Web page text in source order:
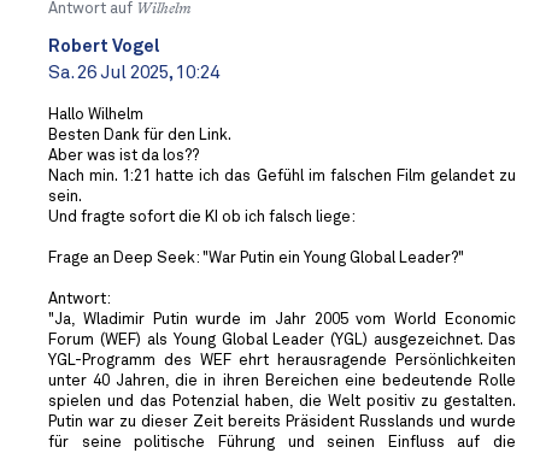
Antwort auf Wilhelm
Robert Vogel
Sa. 26 Jul 2025, 10:24
Hallo Wilhelm
Besten Dank für den Link.
Aber was ist da los??
Nach min. 1:21 hatte ich das Gefühl im falschen Film gelandet zu
sein.
Und fragte sofort die KI ob ich falsch liege:
Frage an Deep Seek: "War Putin ein Young Global Leader?"
Antwort:
"Ja, Wladimir Putin wurde im Jahr 2005 vom World Economic
Forum (WEF) als Young Global Leader (YGL) ausgezeichnet. Das
YGL-Programm des WEF ehrt herausragende Persönlichkeiten
unter 40 Jahren, die in ihren Bereichen eine bedeutende Rolle
spielen und das Potenzial haben, die Welt positiv zu gestalten.
Putin war zu dieser Zeit bereits Präsident Russlands und wurde
für seine politische Führung und seinen Einfluss auf die